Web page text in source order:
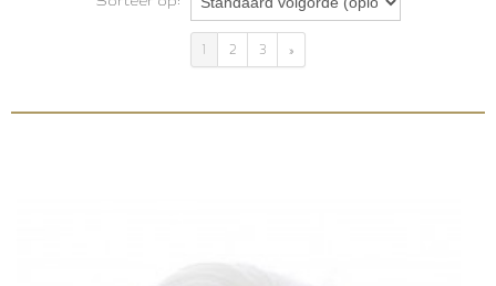
1 2 3 »